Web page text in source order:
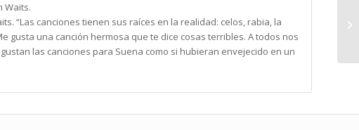
Waits.
“Las canciones tienen sus raíces en la realidad: celos, rabia, la
gusta una canción hermosa que te dice cosas terribles. A todos nos
las canciones para Suena como si hubieran envejecido en un